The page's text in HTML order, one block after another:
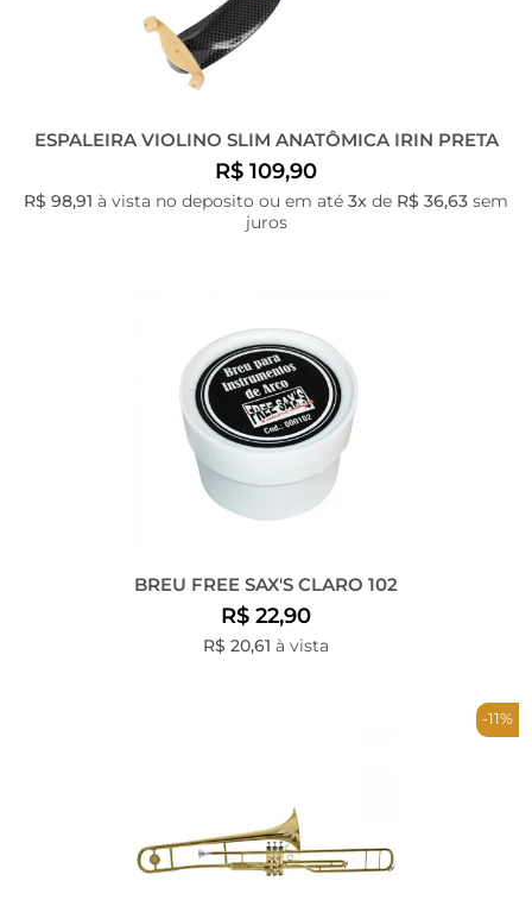
ESPALEIRA VIOLINO SLIM ANATÔMICA IRIN PRETA
R$ 109,90
R$ 98,91 à vista no deposito ou em até 3x de R$ 36,63 sem
juros
BREU FREE SAX'S CLARO 102
R$ 22,90
R$ 20,61 à vista
-11%